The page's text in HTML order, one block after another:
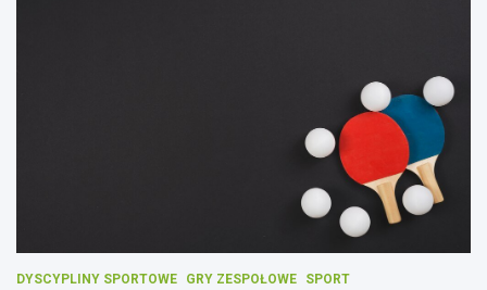
DYSCYPLINY SPORTOWE GRY ZESPOŁOWE
SPORT